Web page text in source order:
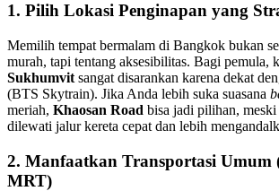
1. Pilih Lokasi Penginapan yang
Memilih tempat bermalam di Bangkok bukan
murah, tapi tentang aksesibilitas. Bagi pemula,
Sukhumvit sangat disarankan karena dekat
(BTS Skytrain). Jika Anda lebih suka suasana
meriah, Khaosan Road bisa jadi pilihan,
dilewati jalur kereta cepat dan lebih
2. Manfaatkan Transportasi Umum
MRT)